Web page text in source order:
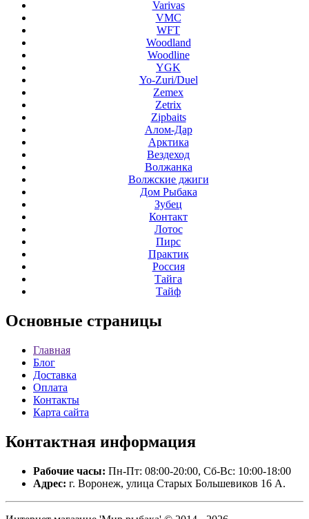
Varivas
VMC
WFT
Woodland
Woodline
YGK
Yo-Zuri/Duel
Zemex
Zetrix
Zipbaits
Алом-Дар
Арктика
Вездеход
Волжанка
Волжские джиги
Дом Рыбака
Зубец
Контакт
Лотос
Пирс
Практик
Россия
Тайга
Тайф
Основные страницы
Главная
Блог
Доставка
Оплата
Контакты
Карта сайта
Контактная информация
Рабочие часы: Пн-Пт: 08:00-20:00, Сб-Вс: 10:00-18:00
Адрес: г. Воронеж, улица Старых Большевиков 16 А.